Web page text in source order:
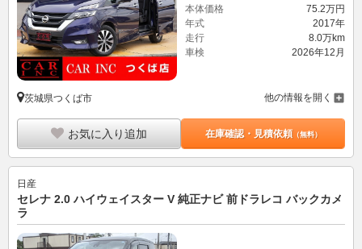
本体価格
75. 2万円
年式
2017年
走行
8.0万km
車検
2026年12月
茨城県つくば市 他の情報を開く
お気に入り追加 在庫確認・見積依頼（無料）
日産
セレナ 2.0 ハイウェイスター V 純正ナビ 前ドラレコ バックカメ
ラ